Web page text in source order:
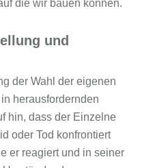
die wir bauen können.
und
der Wahl der eigenen
herausfordernden
hin, dass der Einzelne
oder Tod konfrontiert
er reagiert und in seiner